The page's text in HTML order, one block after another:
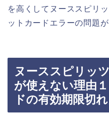
を高くしてヌーススピリ
ットカードエラーの問題
ヌーススピリッ
が使えない理由
ドの有効期限切れ